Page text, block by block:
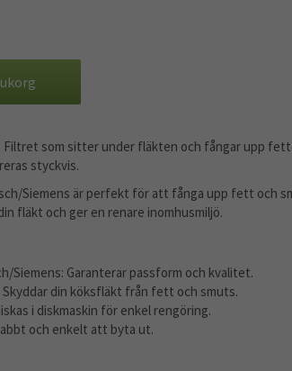
som sitter under fläkten och fångar upp
styckvis.
Siemens är perfekt för att fånga upp fett och
fläkt och ger en renare inomhusmiljö.
Siemens: Garanterar passform och kvalitet.
din köksfläkt från fett och smuts.
i diskmaskin för enkel rengöring.
och enkelt att byta ut.